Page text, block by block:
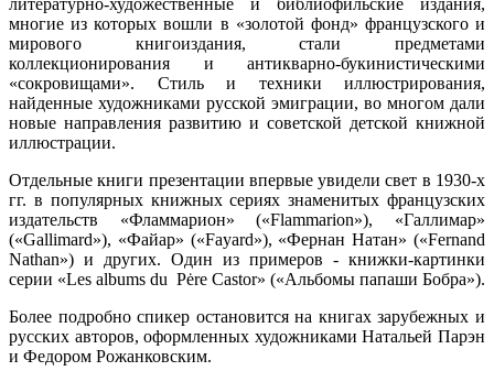
многие из которых вошли в «золотой фонд» французского и
мирового книгоиздания, стали предметами
коллекционирования и антикварно-букинистическими
«сокровищами». Стиль и техники иллюстрирования,
найденные художниками русской эмиграции, во многом дали
новые направления развитию и советской детской книжной
иллюстрации.
Отдельные книги презентации впервые увидели свет в 1930-х
гг. в популярных книжных сериях знаменитых французских
издательств «Фламмарион» («Flammarion»), «Галлимар»
(«Gallimard»), «Файар» («Fayard»), «Фернан Натан» («Fernand
Nathan») и других. Один из примеров - книжки-картинки
серии «Les albums du Pėre Castor» («Альбомы папаши Бобра»).
Более подробно спикер остановится на книгах зарубежных и
русских авторов, оформленных художниками Натальей Парэн
и Федором Рожанковским.